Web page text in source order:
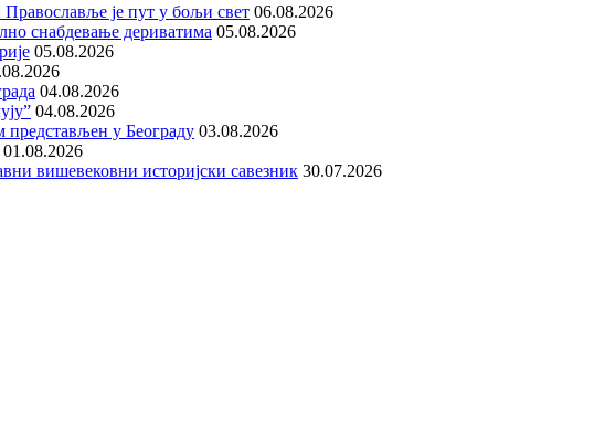
је пут у бољи свет 06.08.2026
снабдевање дериватима 05.08.2026
05.08.2026
04.08.2026
04.08.2026
представљен у Београду 03.08.2026
01.08.2026
вишевековни историјски савезник 30.07.2026